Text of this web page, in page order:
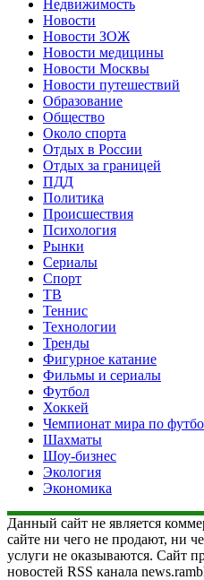
Недвижимость
Новости
Новости ЗОЖ
Новости медицины
Новости Москвы
Новости путешествий
Образование
Общество
Около спорта
Отдых в России
Отдых за границей
ПДД
Политика
Происшествия
Психология
Рынки
Сериалы
Спорт
ТВ
Теннис
Технологии
Тренды
Фигурное катание
Фильмы и сериалы
Футбол
Хоккей
Чемпионат мира по
Шахматы
Шоу-бизнес
Экология
Экономика
Данный сайт не является
сайте ни чего не продают, ни
услуги не оказываются. Сайт
новостей RSS канала